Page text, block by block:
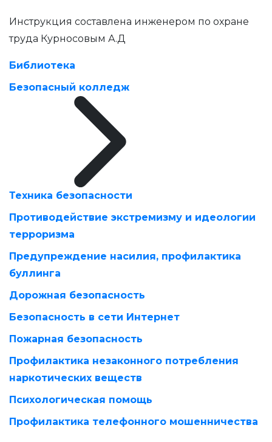
Инструкция составлена инженером по охране
труда Курносовым А.Д
Библиотека
Безопасный колледж
Техника безопасности
Противодействие экстремизму и идеологии
терроризма
Предупреждение насилия, профилактика
буллинга
Дорожная безопасность
Безопасность в сети Интернет
Пожарная безопасность
Профилактика незаконного потребления
наркотических веществ
Психологическая помощь
Профилактика телефонного мошенничества